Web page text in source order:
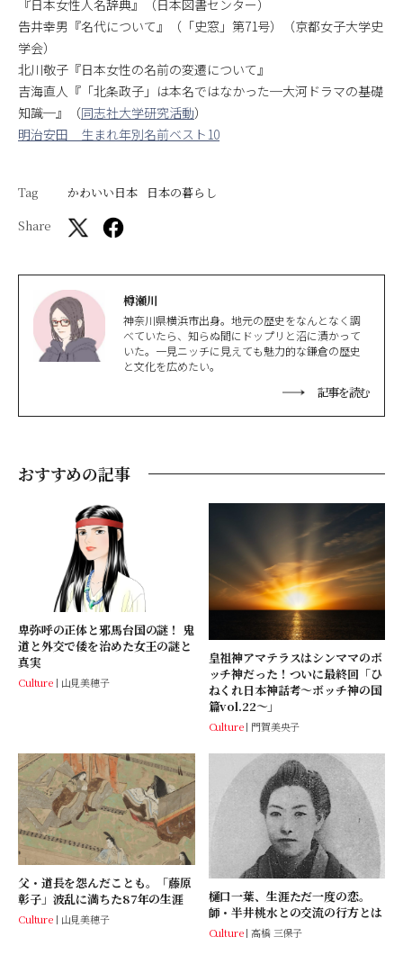
『日本女性人名辞典』（日本図書センター）
告井幸男『名代について』（「史窓」第71号）（京都女子大学史
学会）
北川敬子『日本女性の名前の変遷について』
吉海直人『「北条政子」は本名ではなかった─大河ドラマの基礎
知識─』（同志社大学研究活動）
明治安田 生まれ年別名前ベスト10
Tag かわいい日本
日本の暮らし
Share
樽瀬川
神奈川県横浜市出身。地元の歴史をなんとなく調
べていたら、知らぬ間にドップリと沼に漬かって
いた。一見ニッチに見えても魅力的な鎌倉の歴史
と文化を広めたい。
記事を読む
おすすめの記事
卑弥呼の正体と邪馬台国の謎！ 鬼
道と外交で倭を治めた女王の謎と
真実
Culture 山見美穂子
皇祖神アマテラスはシンママのボ
ッチ神だった！ついに最終回「ひ
ねくれ日本神話考〜ボッチ神の国
篇vol.22〜」
Culture 門賀美央子
父・道長を怨んだことも。「藤原
彰子」波乱に満ちた87年の生涯
Culture 山見美穂子
樋口一葉、生涯ただ一度の恋。
師・半井桃水との交流の行方とは
Culture 高橋 三保子